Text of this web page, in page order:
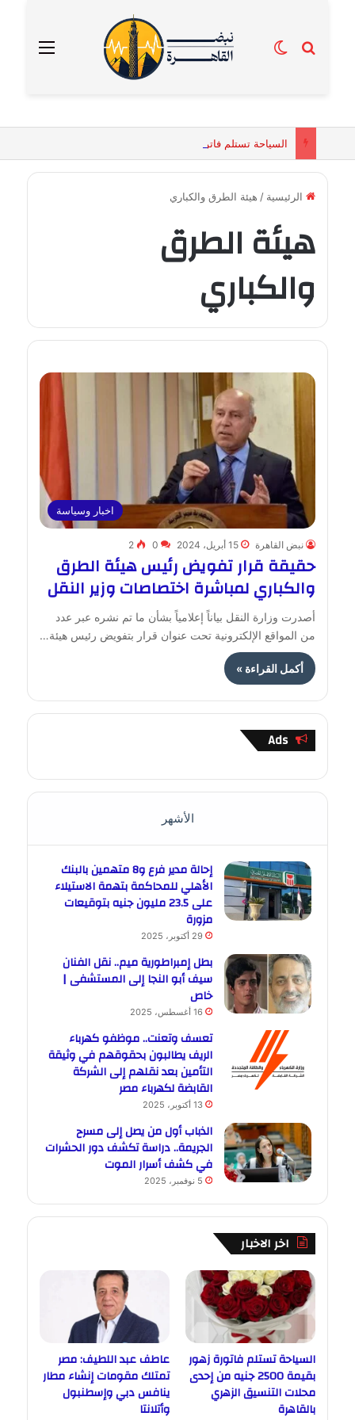
القائمة بحث عنالوضع المظلم
الرئيسية / هيئة الطرق والكباري
هيئة الطرق
والكباري
اخبار وسياسة
نبض القاهرة 15 أبريل، 2024 0
2
حقيقة قرار تفويض رئيس هيئة الطرق
والكباري لمباشرة اختصاصات وزير النقل
أصدرت وزارة النقل بياناً إعلامياً بشأن ما تم نشره عبر عدد
من المواقع الإلكترونية تحت عنوان قرار بتفويض رئيس هيئة…
أكمل القراءة »
Ads
الأشهر
إحالة مدير فرع و8 متهمين بالبنك
الأهلي للمحاكمة بتهمة الاستيلاء
على 23.5 مليون جنيه بتوقيعات
مزورة
29 أكتوبر، 2025
بطل إمبراطورية ميم.. نقل الفنان
سيف أبو النجا إلى المستشفى |
خاص
16 أغسطس، 2025
تعسف وتعنت.. موظفو كهرباء
الريف يطالبون بحقوقهم في وثيقة
التأمين بعد نقلهم إلى الشركة
القابضة لكهرباء مصر
13 أكتوبر، 2025
الذباب أول من يصل إلى مسرح
الجريمة.. دراسة تكشف دور الحشرات
في كشف أسرار الموت
5 نوفمبر، 2025
اخر الاخبار
السياحة تستلم فاتورة زهور
بقيمة 2500 جنيه من إحدى
محلات التنسيق الزهري
بالقاهرة
عاطف عبد اللطيف: مصر
تمتلك مقومات إنشاء مطار
ينافس دبي وإسطنبول
وأتلانتا